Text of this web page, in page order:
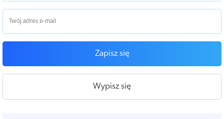
Zapisz się
Wypisz się